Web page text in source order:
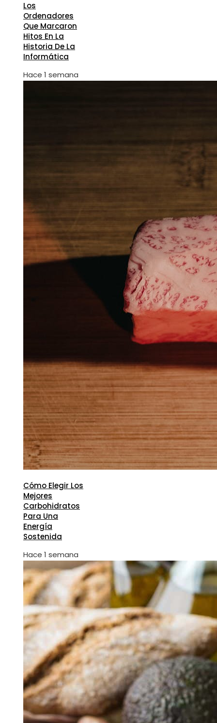
Los
Ordenadores
Que Marcaron
Hitos En La
Historia De La
Informática
Hace 1 semana
Cómo Elegir Los
Mejores
Carbohidratos
Para Una
Energía
Sostenida
Hace 1 semana